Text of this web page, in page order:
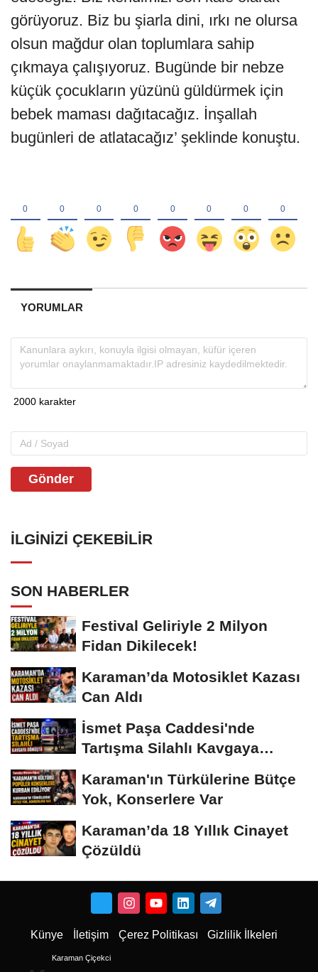
görüyoruz. Biz bu şiarla dini, ırkı ne olursa
olsun mağdur olan toplumlara sahip
çıkmaya çalışıyoruz. Bugünde bir nebze
küçük çocukların yüzünü güldürmek için
bebek maması dağıtacağız. İnşallah
bugünleri de atlatacağız’ şeklinde konuştu.
YORUMLAR
Gönder
İLGINIZI ÇEKEBILIR
SON HABERLER
Festival Geliriyle 2 Milyon
Fidan Dikilecek!
Karaman’da Motosiklet Kazası
Can Aldı
İsmet Paşa Caddesi'nde
Tartışma Silahlı Kavgaya
Karaman'ın Türkülerine Bütçe
Yok, Konserlere Var
Karaman’da 18 Yıllık Cinayet
Çözüldü
Künye İletişim Çerez Politikası Gizlilik İlkeleri
Karaman Çiçekci